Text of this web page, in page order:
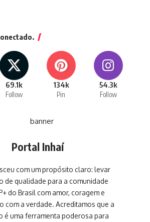
69.1k
Follow
134k
Pin
54.3k
Follow
Portal Inhaí
com um propósito claro: levar
de qualidade para a comunidade
do Brasil com amor, coragem e
com a verdade. Acreditamos que a
é uma ferramenta poderosa para